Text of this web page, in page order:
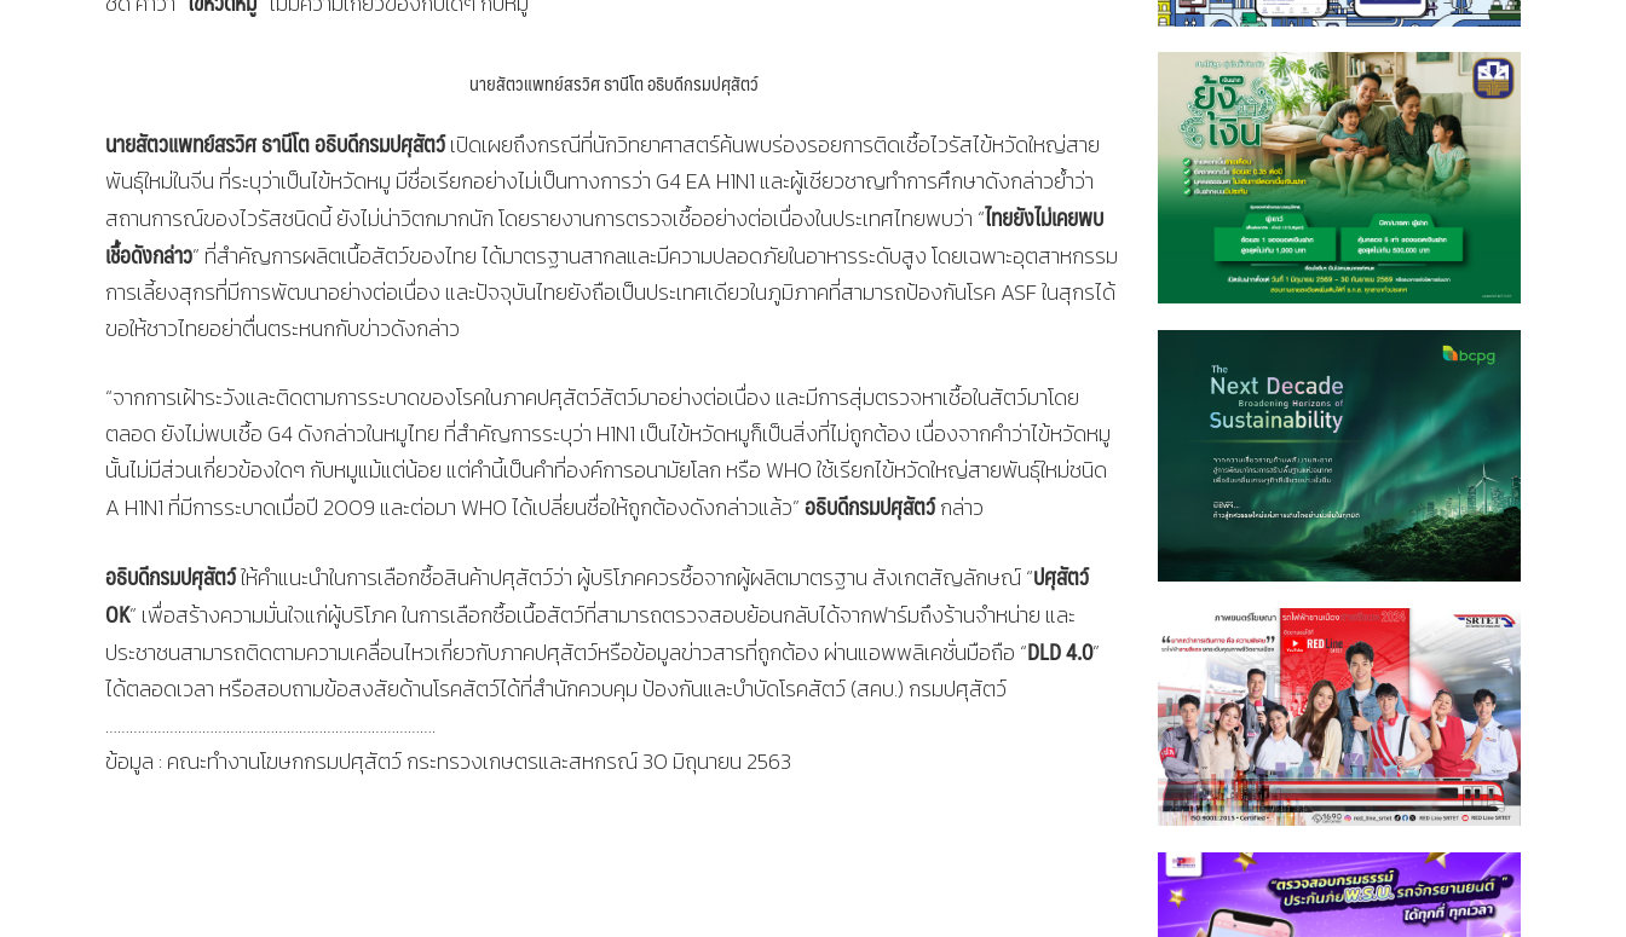
นายสัตวแพทย์สรวิศ ธานีโต อธิบดีกรมปศุสัตว์
นายสัตวแพทย์สรวิศ ธานีโต อธิบดีกรมปศุสัตว์เปิดเผยถึงกรณีที่นักวิทยาศาสตร์ค้นพบร่องรอยการติดเชื้อไวรัสไข้หวัดใหญ่สาย
พันธุ์ใหม่ในจีน ที่ระบุว่าเป็นไข้หวัดหมู มีชื่อเรียกอย่างไม่เป็นทางการว่า G4 EA H1N1 และผู้เชียวชาญทำการศึกษาดังกล่าวย้ำว่า
สถานการณ์ของไวรัสชนิดนี้ ยังไม่น่าวิตกมากนัก โดยรายงานการตรวจเชื้ออย่างต่อเนื่องในประเทศไทยพบว่า “ไทยยังไม่เคยพบ
เชื้อดังกล่าว” ที่สำคัญการผลิตเนื้อสัตว์ของไทย ได้มาตรฐานสากลและมีความปลอดภัยในอาหารระดับสูง โดยเฉพาะอุตสาหกรรม
การเลี้ยงสุกรที่มีการพัฒนาอย่างต่อเนื่อง และปัจจุบันไทยยังถือเป็นประเทศเดียวในภูมิภาคที่สามารถป้องกันโรค ASF ในสุกรได้
ขอให้ชาวไทยอย่าตื่นตระหนกกับข่าวดังกล่าว
“จากการเฝ้าระวังและติดตามการระบาดของโรคในภาคปศุสัตว์สัตว์มาอย่างต่อเนื่อง และมีการสุ่มตรวจหาเชื้อในสัตว์มาโดย
ตลอด ยังไม่พบเชื้อ G4 ดังกล่าวในหมูไทย ที่สำคัญการระบุว่า H1N1 เป็นไข้หวัดหมูก็เป็นสิ่งที่ไม่ถูกต้อง เนื่องจากคำว่าไข้หวัดหมู
นั้นไม่มีส่วนเกี่ยวข้องใดๆ กับหมูแม้แต่น้อย แต่คำนี้เป็นคำที่องค์การอนามัยโลก หรือ WHO ใช้เรียกไข้หวัดใหญ่สายพันธุ์ใหม่ชนิด
A H1N1 ที่มีการระบาดเมื่อปี 2009 และต่อมา WHO ได้เปลี่ยนชื่อให้ถูกต้องดังกล่าวแล้ว”อธิบดีกรมปศุสัตว์กล่าว
อธิบดีกรมปศุสัตว์ให้คำแนะนำในการเลือกซื้อสินค้าปศุสัตว์ว่า ผู้บริโภคควรซื้อจากผู้ผลิตมาตรฐาน สังเกตสัญลักษณ์ “ปศุสัตว์
OK” เพื่อสร้างความมั่นใจแก่ผู้บริโภค ในการเลือกซื้อเนื้อสัตว์ที่สามารถตรวจสอบย้อนกลับได้จากฟาร์มถึงร้านจำหน่าย และ
ประชาชนสามารถติดตามความเคลื่อนไหวเกี่ยวกับภาคปศุสัตว์หรือข้อมูลข่าวสารที่ถูกต้อง ผ่านแอพพลิเคชั่นมือถือ “DLD 4.0”
ได้ตลอดเวลา หรือสอบถามข้อสงสัยด้านโรคสัตว์ได้ที่สำนักควบคุม ป้องกันและบำบัดโรคสัตว์ (สคบ.) กรมปศุสัตว์
……………………………………………………………………….
ข้อมูล : คณะทำงานโฆษกกรมปศุสัตว์ กระทรวงเกษตรและสหกรณ์ 30 มิถุนายน 2563